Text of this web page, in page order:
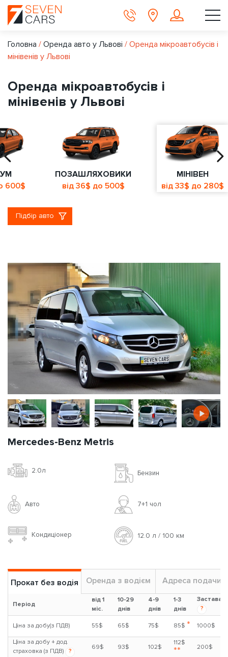
Головна / Оренда авто у Львові / Оренда мікроавтобусів і
мінівенів у Львові
Оренда мікроавтобусів і
мінівенів у Львові
600$
ПОЗАШЛЯХОВИКИ
від 36$ до 500$
МІНІВЕН
від 33$ до 280$
Підбір авто
Mercedes-Benz Metris
2.0л Бензин
Авто 7+1 чoл
Кондиціонер 12.0 л / 100 км
Прокат без водія Оренда з водієм Адреса подачи
Період
від 1
міс.
10-29
днів
4-9
днів
1-3
днів
Застава
?
Ціна за добу(з ПДВ) 55$ 65$ 75$ 85$ * 1000$
Ціна за добу + дод.
страховка (з ПДВ)
?
69$ 93$ 102$
112$
** 200$